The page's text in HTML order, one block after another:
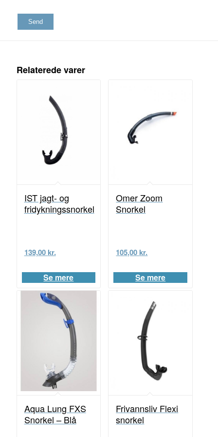
Relaterede varer
IST jagt- og
fridykningssnorkel
139,00 kr.
Se mere
Omer Zoom
Snorkel
105,00 kr.
Se mere
Aqua Lung FXS
Snorkel – Blå
Frivannsliv Flexi
snorkel